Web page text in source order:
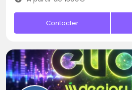
Contacter